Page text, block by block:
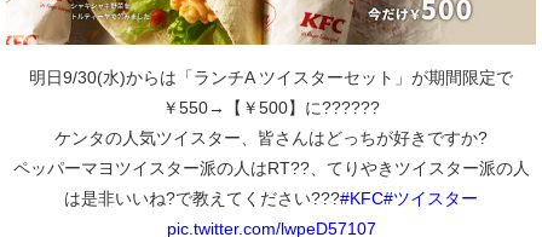
明日9/30(水)からは「ランチA ツイスターセット」が期間限定で
￥550→【￥500】に??????
ケンタの人気ツイスター、皆さんはどっちが好きですか?
ペッパーマヨツイスター派の人はRT??、てりやきツイスター派の人
は是非いいね?で教えてください???#KFC#ツイスター
pic.twitter.com/lwpeD57107